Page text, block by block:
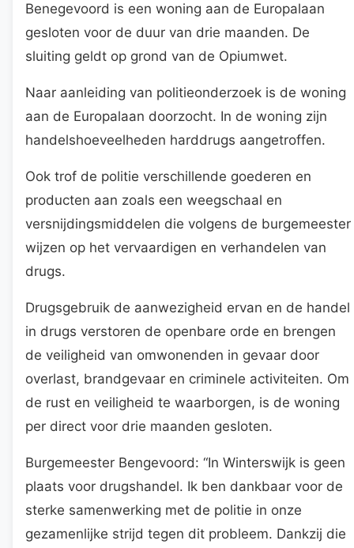
Benegevoord is een woning aan de Europalaan
gesloten voor de duur van drie maanden. De
sluiting geldt op grond van de Opiumwet.
Naar aanleiding van politieonderzoek is de woning
aan de Europalaan doorzocht. In de woning zijn
handelshoeveelheden harddrugs aangetroffen.
Ook trof de politie verschillende goederen en
producten aan zoals een weegschaal en
versnijdingsmiddelen die volgens de burgemeester
wijzen op het vervaardigen en verhandelen van
drugs.
Drugsgebruik de aanwezigheid ervan en de handel
in drugs verstoren de openbare orde en brengen
de veiligheid van omwonenden in gevaar door
overlast, brandgevaar en criminele activiteiten. Om
de rust en veiligheid te waarborgen, is de woning
per direct voor drie maanden gesloten.
Burgemeester Bengevoord: “In Winterswijk is geen
plaats voor drugshandel. Ik ben dankbaar voor de
sterke samenwerking met de politie in onze
gezamenlijke strijd tegen dit probleem. Dankzij die